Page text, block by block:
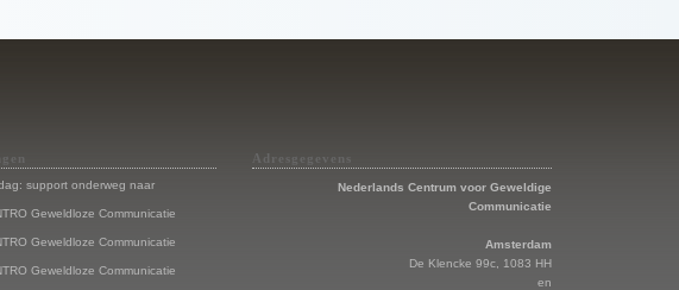
support onderweg naar
Geweldloze Communicatie
Geweldloze Communicatie
Geweldloze Communicatie
Adresgegevens
Nederlands Centrum voor Geweldige
Communicatie
Amsterdam
De Klencke 99c, 1083 HH
en